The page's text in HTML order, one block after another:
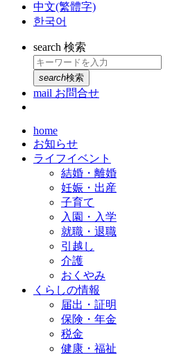
中文(繁體字)
한국어
search 検索
search検索
mail お問合せ
home
お知らせ
ライフイベント
結婚・離婚
妊娠・出産
子育て
入園・入学
就職・退職
引越し
介護
おくやみ
くらしの情報
届出・証明
保険・年金
税金
健康・福祉